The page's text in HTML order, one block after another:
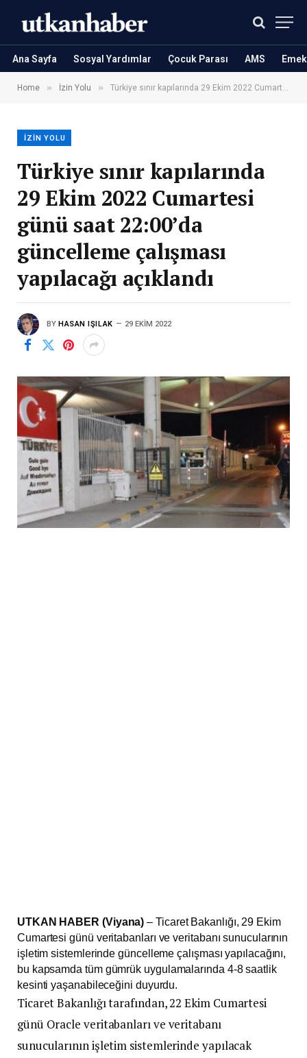
Ana Sayfa Sosyal Yardımlar Çocuk Parası AMS
Home » İzin Yolu » Türkiye sınır kapılarında 29 Ekim 2022 Cumartesi günü saat 22:00’da güncelleme çalışması yapılacağı açıklandı
İZIN YOLU
Türkiye sınır kapılarında
29 Ekim 2022 Cumartesi
günü saat 22:00’da
güncelleme çalışması
yapılacağı açıklandı
BY HASAN IŞILAK 29 EKIM 2022
UTKAN HABER (Viyana)– Ticaret Bakanlığı, 29 Ekim
Cumartesi günü veritabanları ve veritabanı sunucularının
işletim sistemlerinde güncelleme çalışması yapılacağını,
bu kapsamda tüm gümrük uygulamalarında 4-8 saatlik
kesinti yaşanabileceğini duyurdu.
Ticaret Bakanlığı tarafından, 22 Ekim Cumartesi
günü Oracle veritabanları ve veritabanı
sunucularının işletim sistemlerinde yapılacak